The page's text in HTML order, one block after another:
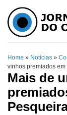
Home » Notícias »
vinhos premiados
Mais de